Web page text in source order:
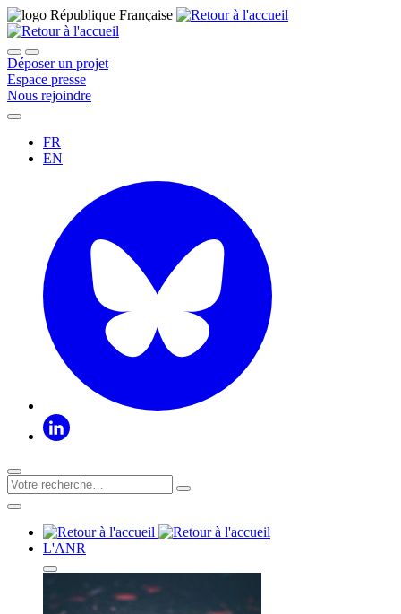
Déposer un projet
Espace presse
Nous rejoindre
FR
EN
L'ANR